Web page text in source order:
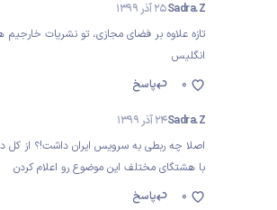
Sadra.Z25 آذر 1399
تازه علاوه بر فضای مجازی، تو نشریات
انگلیس
پاسخ
0
Sadra.Z24 آذر 1399
اصلا چه ربطی به سرویس ایران داشت!؟ از کل
با هشتگای مختلف این موضوع رو اعلام کردن
پاسخ
0